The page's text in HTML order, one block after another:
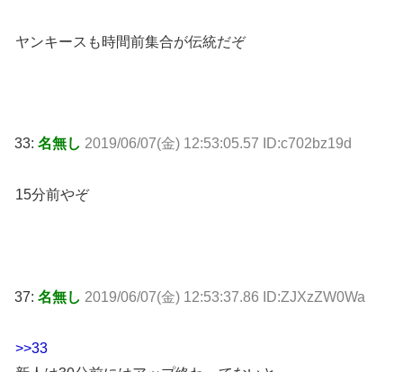
ヤンキースも時間前集合が伝統だぞ
33: 名無し 2019/06/07(金) 12:53:05.57 ID:c702bz19d
15分前やぞ
37: 名無し 2019/06/07(金) 12:53:37.86 ID:ZJXzZW0Wa
>>33